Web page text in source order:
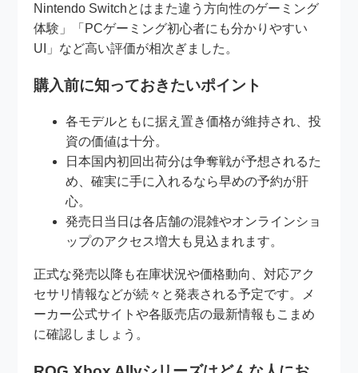
Nintendo Switchとはまた違う方向性のゲーミング
体験」「PCゲーミング初心者にも分かりやすい
UI」など高い評価が相次ぎました。
購入前に知っておきたいポイント
各モデルともに据え置き価格が維持され、投
資の価値は十分。
日本国内初回出荷分は争奪戦が予想されるた
め、確実に手に入れるなら早めの予約が肝
心。
発売日当日は各店舗の混雑やオンラインショ
ップのアクセス増大も見込まれます。
正式な発売以降も在庫状況や価格動向、対応アク
セサリ情報などが続々と発表される予定です。メ
ーカー公式サイトや各販売店の最新情報もこまめ
に確認しましょう。